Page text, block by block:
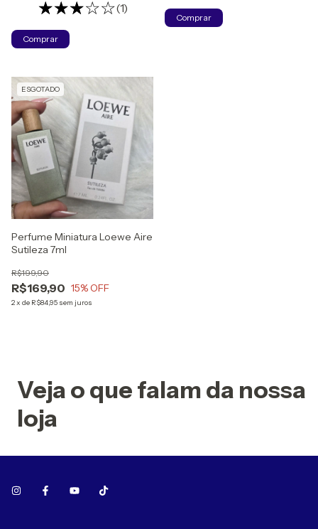
(1)
Comprar
Comprar
ESGOTADO
Perfume Miniatura Loewe Aire
Sutileza 7ml
R$169,90
R$199,90
15% OFF
2x de R$84,95 sem juros
Veja o que falam da nossa
loja